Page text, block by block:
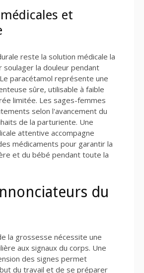
et
reste la solution médicale la
soulager la douleur pendant
paracétamol représente une
sûre, utilisable à faible
limitée. Les sages-femmes
selon l'avancement du
de la parturiente. Une
attentive accompagne
médicaments pour garantir la
et du bébé pendant toute la
du
la grossesse nécessite une
aux signaux du corps. Une
des signes permet
du travail et de se préparer